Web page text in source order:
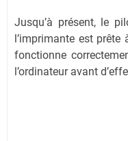
Jusqu’à présent, le
l’imprimante est prête
fonctionne
l’ordinateur avant